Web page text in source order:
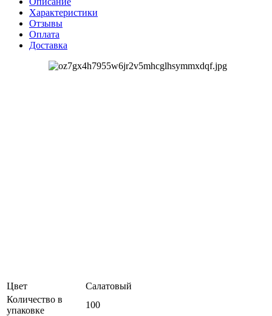
Характеристики
Отзывы
Оплата
Доставка
Цвет
Салатовый
Количество в
упаковке
100